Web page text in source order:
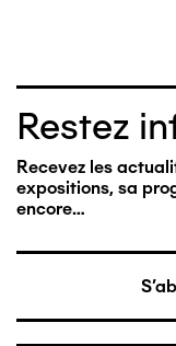
Restez
Recevez les
expositions, sa
encore…